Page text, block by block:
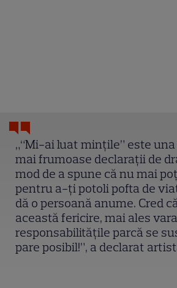
„“Mi-ai luat mințile” este
mai frumoase declaraţii de
mod de a spune că nu mai
pentru a-ţi potoli pofta de
dă o persoană anume. Cred
această fericire, mai ales
responsabilităţile parcă se
pare posibil!”, a declarat